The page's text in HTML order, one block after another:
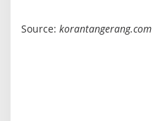
Source: korantangerang.com